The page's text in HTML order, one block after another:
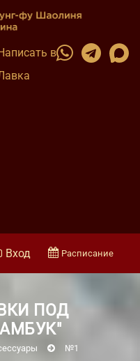
в
Вход Расписание
ПОД
№1